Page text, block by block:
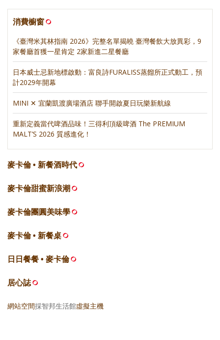
消費櫥窗
《臺灣米其林指南 2026》完整名單揭曉 臺灣餐飲大放異彩，9
家餐廳首獲一星肯定 2家新進二星餐廳
日本威士忌新地標啟動：富良詩FURALISS蒸餾所正式動工，預
計2029年開幕
MINI ✕ 宜蘭凱渡廣場酒店 聯手開啟夏日玩樂新航線
重新定義當代啤酒品味！三得利頂級啤酒 The PREMIUM
MALT’S 2026 質感進化！
麥卡倫 • 新餐酒時代
麥卡倫甜蜜新浪潮
麥卡倫團圓美味學
麥卡倫 • 新餐桌
日日餐餐 • 麥卡倫
居心誌
網站空間採智邦生活館虛擬主機